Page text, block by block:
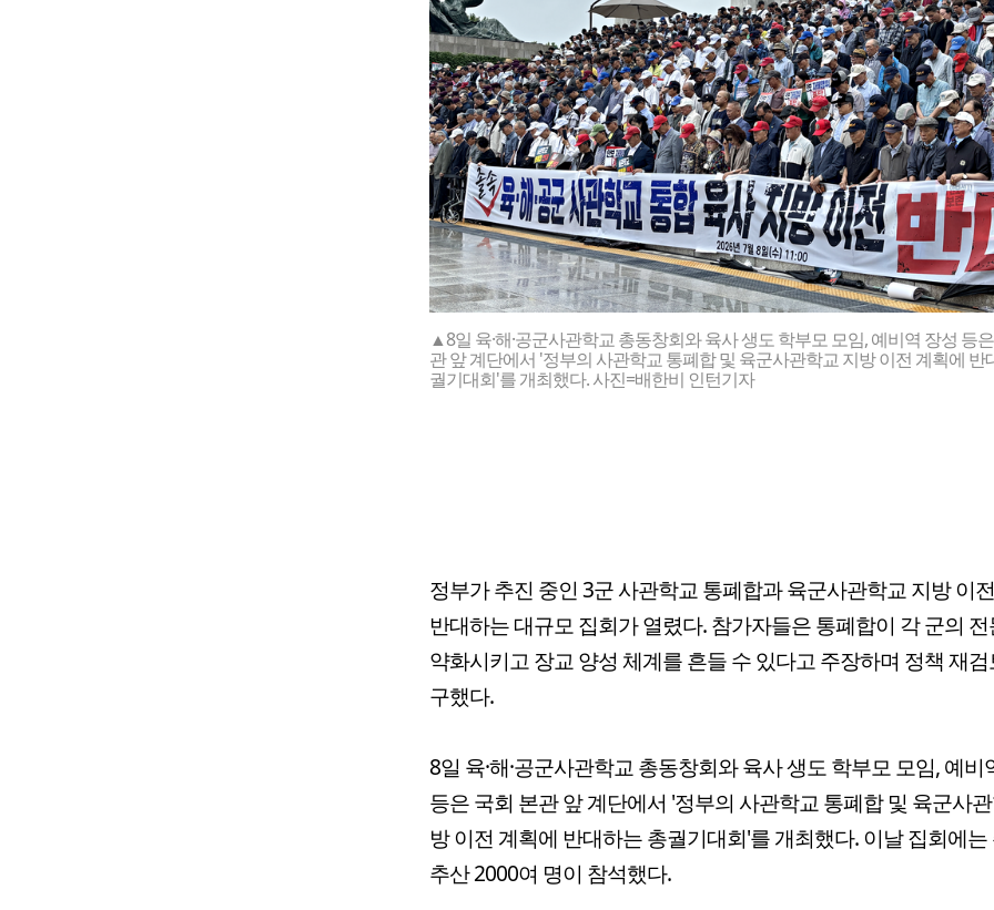
▲8일 육·해·공군사관학교 총동창회와 육사 생도 학부모 모임, 예비역 장성 등
관 앞 계단에서 '정부의 사관학교 통폐합 및 육군사관학교 지방 이전 계획에 반
궐기대회'를 개최했다. 사진=배한비 인턴기자
정부가 추진 중인 3군 사관학교 통폐합과 육군사관학교 지방 이
반대하는 대규모 집회가 열렸다. 참가자들은 통폐합이 각 군의
약화시키고 장교 양성 체계를 흔들 수 있다고 주장하며 정책 재
구했다.
8일 육·해·공군사관학교 총동창회와 육사 생도 학부모 모임, 예비
등은 국회 본관 앞 계단에서 '정부의 사관학교 통폐합 및 육군사
방 이전 계획에 반대하는 총궐기대회'를 개최했다. 이날 집회에는
추산 2000여 명이 참석했다.